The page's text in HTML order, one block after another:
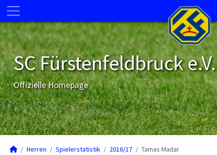
SC Fürstenfeldbruck e.V.
Offizielle Homepage
Herren Spielerstatistik 2016/17 Tamas Madar